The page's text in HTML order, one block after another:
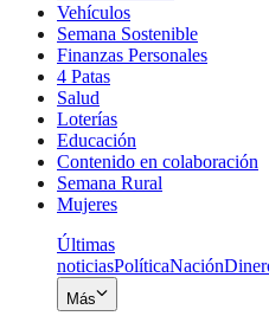
Vehículos
Semana Sostenible
Finanzas Personales
4 Patas
Salud
Loterías
Educación
Contenido en colaboración
Semana Rural
Mujeres
Últimas
noticiasPolíticaNación
Más